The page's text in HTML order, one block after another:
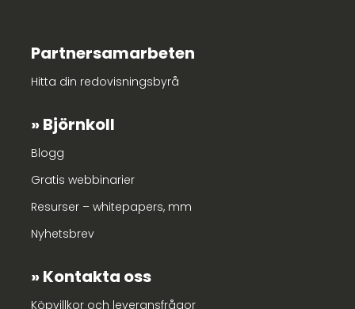
Partnersamarbeten
Hitta din redovisningsbyrå
Björnkoll
Blogg
Gratis webbinarier
Resurser – whitepapers, mm
Nyhetsbrev
Kontakta oss
Köpvillkor och leveransfrågor